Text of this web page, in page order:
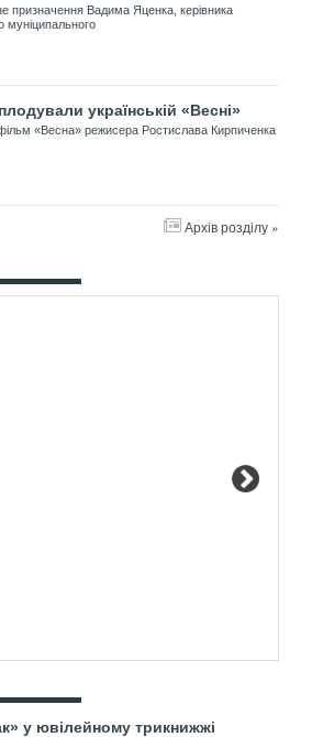
призначення Вадима Яценка, керівника
муніципального
українській «Весні»
«Весна» режисера Ростислава Кирпиченка
Архів розділу »
у ювілейному трикнижжі